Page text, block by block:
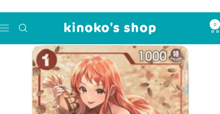
テ
ン
ナ
ビ
kinoko's
0